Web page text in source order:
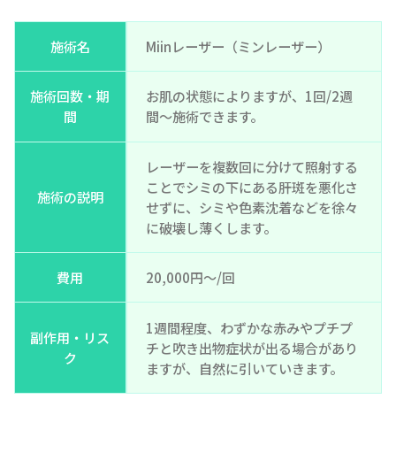
施術名 Miinレーザー（ミンレーザー）
施術回数・期
間
お肌の状態によりますが、1回/2週
間～施術できます。
施術の説明
レーザーを複数回に分けて照射する
ことでシミの下にある肝斑を悪化さ
せずに、シミや色素沈着などを徐々
に破壊し薄くします。
費用 20,000円～/回
副作用・リス
ク
1週間程度、わずかな赤みやプチプ
チと吹き出物症状が出る場合があり
ますが、自然に引いていきます。